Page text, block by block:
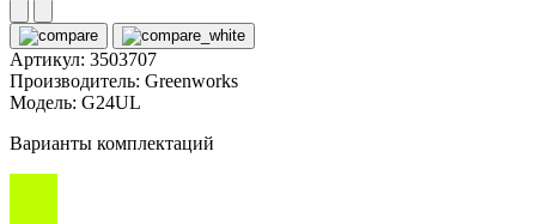
Артикул: 3503707
Производитель: Greenworks
Модель: G24UL
Варианты комплектаций